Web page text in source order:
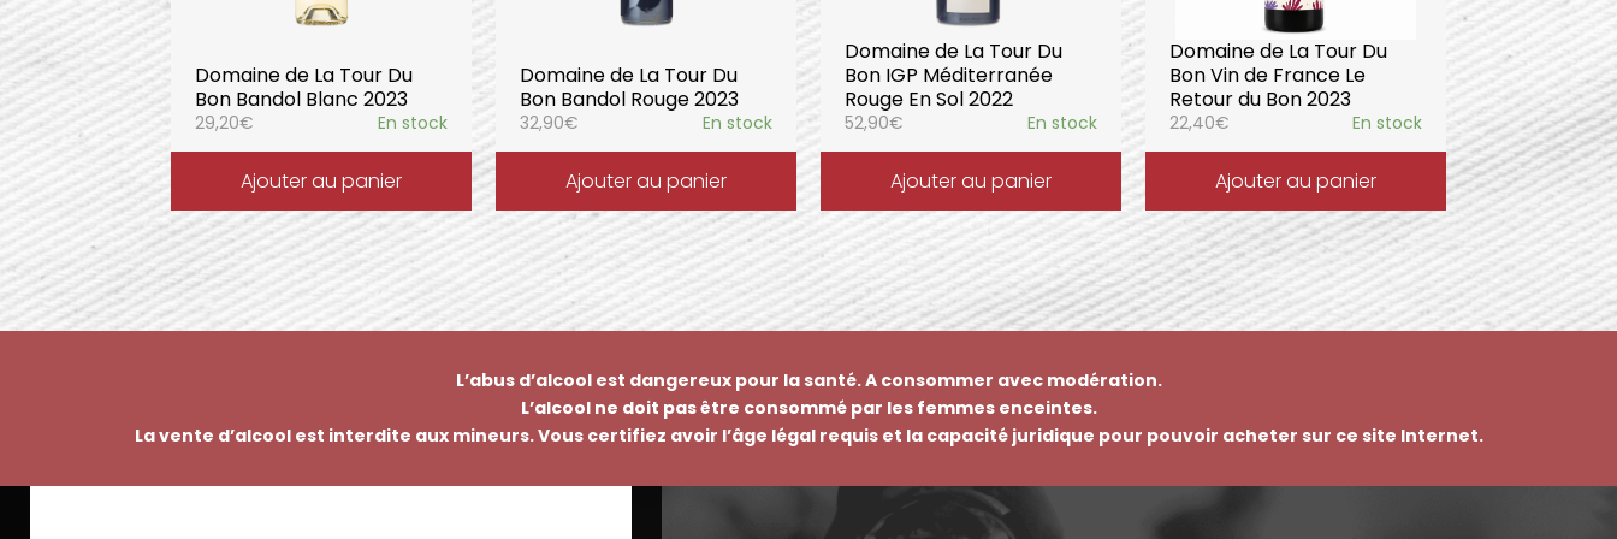
Domaine de La Tour Du
Bon Bandol Blanc 2023
29,20€ En stock
Ajouter au panier
Domaine de La Tour Du
Bon Bandol Rouge 2023
32,90€ En stock
Ajouter au panier
Domaine de La Tour Du
Bon IGP Méditerranée
Rouge En Sol 2022
52,90€ En stock
Ajouter au panier
Domaine de La Tour Du
Bon Vin de France Le
Retour du Bon 2023
22,40€ En stock
Ajouter au panier
L’abus d’alcool est dangereux pour la santé. A consommer avec modération.
L’alcool ne doit pas être consommé par les femmes enceintes.
La vente d’alcool est interdite aux mineurs. Vous certifiez avoir l’âge légal requis et la capacité juridique pour pouvoir acheter sur ce site Internet.